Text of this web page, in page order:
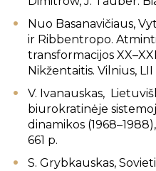
Nuo Basanavičiaus,
ir Ribbentropo.
transformacijos
Nikžentaitis. Vilnius,
V. Ivanauskas,
biurokratinėje
dinamikos
661 p.
S. Grybkauskas,